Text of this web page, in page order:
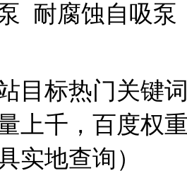
耐腐蚀自吸
目标热门关键
上千，百度权
实地查询）